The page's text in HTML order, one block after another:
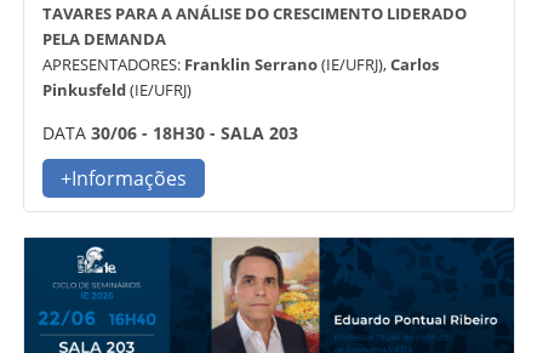
TAVARES PARA A ANÁLISE DO CRESCIMENTO LIDERADO
PELA DEMANDA
APRESENTADORES: Franklin Serrano(IE/UFRJ),Carlos
Pinkusfeld(IE/UFRJ)
DATA30/06 - 18H30 - SALA 203
+Informações